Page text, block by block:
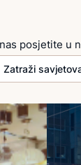
posjetite u
Zatraži